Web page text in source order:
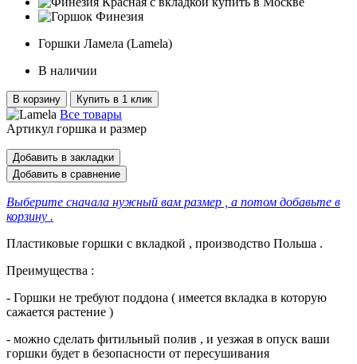
Горшки Ламела (Lamela)
В наличии
В корзину Купить в 1 клик
Все товары
Артикул горшка и размер
Добавить в закладки
Добавить в сравнение
Выберите сначала нужный вам размер , а потом добавьте в
корзину .
Пластиковые горшки с вкладкой , производство Польша .
Преимущества :
- Горшки не требуют поддона ( имеется вкладка в которую
сажается растение )
- можно сделать фитильный полив , и уезжая в опуск ваши
горшки будет в безопасности от пересушивания